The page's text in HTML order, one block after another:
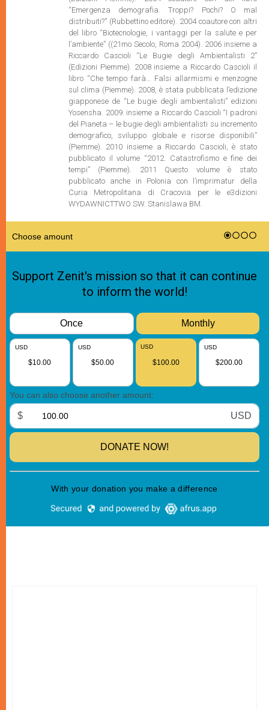
“Emergenza demografia. Troppi? Pochi? O mal
distribuiti?” (Rubbettino editore). 2004 coautore con altri
del libro “Biotecnologie, i vantaggi per la salute e per
l’ambiente” ((21mo Secolo, Roma 2004). 2006 insieme a
Riccardo Cascioli “Le Bugie degli Ambientalisti 2”
(Edizioni Piemme). 2008 insieme a Riccardo Cascioli il
libro “Che tempo farà… Falsi allarmismi e menzogne
sul clima (Piemme). 2008, è stata pubblicata l’edizione
giapponese de “Le bugie degli ambientalisti” edizioni
Yosensha. 2009. insieme a Riccardo Cascioli “I padroni
del Pianeta – le bugie degli ambientalisti su incremento
demografico, sviluppo globale e risorse disponibili”
(Piemme). 2010 insieme a Riccardo Cascioli, è stato
pubblicato il volume “2012. Catastrofismo e fine dei
tempi” (Piemme). 2011 Questo volume è stato
pubblicato anche in Polonia con l’imprimatur della
Curia Metropolitana di Cracovia per le e3dizioni
WYDAWNICTTWO SW. Stanislawa BM.